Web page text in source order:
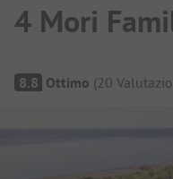
4 Mori
Panoramica del
8.8 Ottimo (20